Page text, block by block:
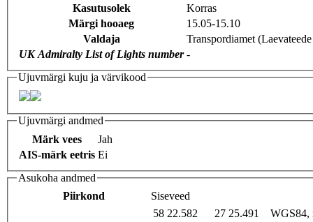
Kasutusolek
Korras
Märgi hooaeg
15.05-15.10
Valdaja
Transpordiamet
UK Admiralty List of Lights number -
Ujuvmärgi kuju ja värvikood
Ujuvmärgi andmed
Märk vees
Jah
AIS-märk eetris Ei
Asukoha andmed
Piirkond
Siseveed
58 22.582 27 25.491
WGS84,